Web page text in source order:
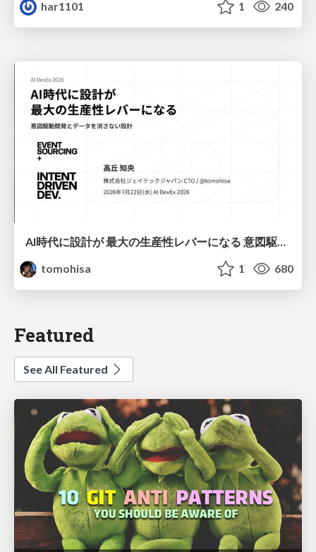
har1101
1 240
AI時代に設計が 最大の生産性レバーになる 意図駆動開発とデータを消さない設計｜Don't Delete Your Data or Your Intent — Design as the Deepest Lever in the AI Era
tomohisa
1 680
Featured
See All Featured